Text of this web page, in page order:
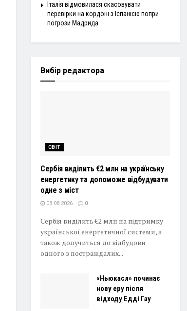
Італія відмовилася скасовувати
перевірки на кордоні з Іспанією попри
погрози Мадрида
Вибір редактора
СВІТ
Сербія виділить €2 млн на українську
енергетику та допоможе відбудувати
одне з міст
08.08.2026 0
Сербія виділить €2 млн на підтримку
української енергетичної системи, а
також долучиться до відбудови
одного з постраждалих...
«Ньюкасл» починає
нову еру після
відходу Едді Гау